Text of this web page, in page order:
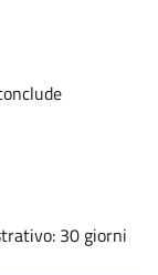
30 giorni